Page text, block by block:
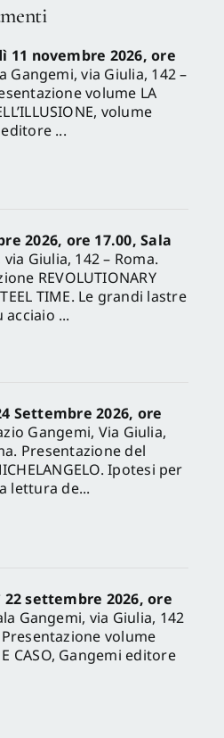
11 novembre 2026, ore
Gangemi, via Giulia, 142 –
volume LA
volume
...
2026, ore 17.00, Sala
Giulia, 142 – Roma.
REVOLUTIONARY
TIME. Le grandi lastre
...
Settembre 2026, ore
Gangemi, Via Giulia,
Presentazione del
Ipotesi per
lettura de...
settembre 2026, ore
Gangemi, via Giulia, 142
Presentazione volume
E CASO, Gangemi editore